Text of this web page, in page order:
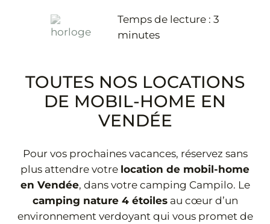
02 51 31 68 45
Temps de lecture :3
minutes
TOUTES NOS LOCATIONS
DE MOBIL-HOME EN
VENDÉE
Pour vos prochaines vacances, réservez sans
plus attendre votre location de mobil-home
en Vendée, dans votre camping Campilo. Le
camping nature 4 étoilesau cœur d’un
environnement verdoyant qui vous promet de